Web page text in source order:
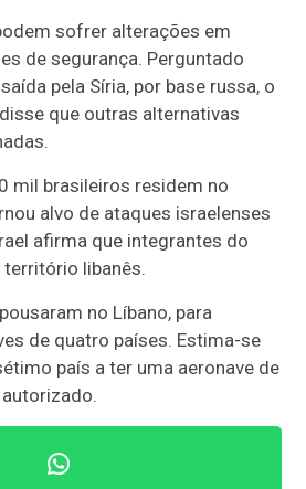
sofrer alterações em
de segurança. Perguntado
pela Síria, por base russa, o
que outras alternativas
mil brasileiros residem no
alvo de ataques israelenses
afirma que integrantes do
libanês.
no Líbano, para
de quatro países. Estima-se
país a ter uma aeronave de